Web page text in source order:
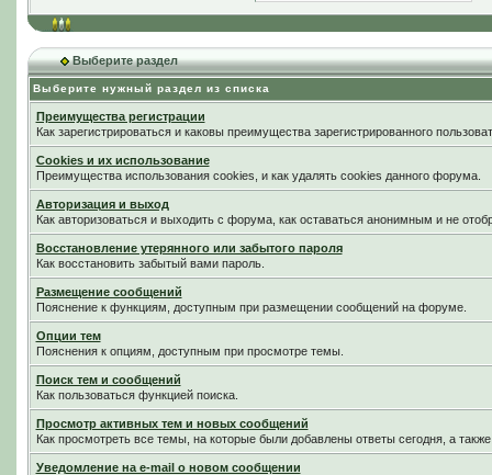
Выберите раздел
Выберите нужный раздел из списка
Преимущества регистрации
Как зарегистрироваться и каковы преимущества зарегистрированного
Cookies и их использование
Преимущества использования cookies, и как удалять cookies данного форума.
Авторизация и выход
Как авторизоваться и выходить с форума, как оставаться анонимным и не
Восстановление утерянного или забытого пароля
Как восстановить забытый вами пароль.
Размещение сообщений
Пояснение к функциям, доступным при размещении сообщений на форуме.
Опции тем
Пояснения к опциям, доступным при просмотре темы.
Поиск тем и сообщений
Как пользоваться функцией поиска.
Просмотр активных тем и новых сообщений
Как просмотреть все темы, на которые были добавлены ответы сегодня, а
Уведомление на е-mail о новом сообщении